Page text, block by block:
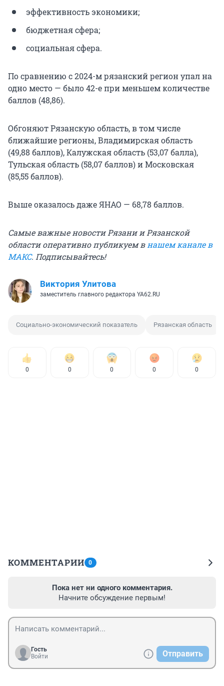
эффективность экономики;
бюджетная сфера;
социальная сфера.
По сравнению с 2024-м рязанский регион упал на
одно место — было 42-е при меньшем количестве
баллов (48,86).
Обгоняют Рязанскую область, в том числе
ближайшие регионы, Владимирская область
(49,88 баллов), Калужская область (53,07 балла),
Тульская область (58,07 баллов) и Московская
(85,55 баллов).
Выше оказалось даже ЯНАО — 68,78 баллов.
Самые важные новости Рязани и Рязанской
области оперативно публикуем в нашем канале в
МАКС. Подписывайтесь!
Виктория Улитова
заместитель главного редактора YA62.RU
Социально-экономический показатель Рязанская область
0 0 0 0 0
КОММЕНТАРИИ 0
Пока нет ни одного комментария.
Начните обсуждение первым!
Гость
Войти
Отправить